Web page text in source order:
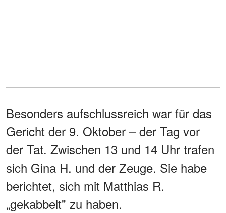
Besonders aufschlussreich war für das
Gericht der 9. Oktober – der Tag vor
der Tat. Zwischen 13 und 14 Uhr trafen
sich Gina H. und der Zeuge. Sie habe
berichtet, sich mit Matthias R.
„gekabbelt" zu haben.